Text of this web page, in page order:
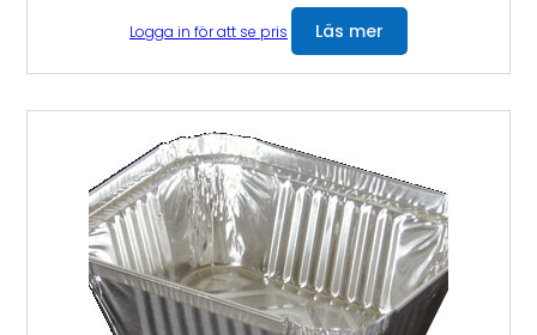
Logga in för att se pris Läs mer